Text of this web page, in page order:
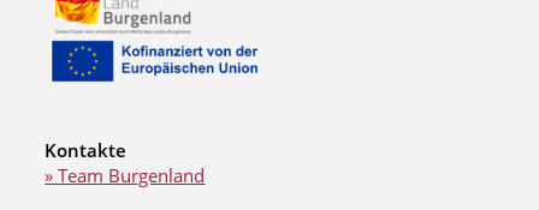
Kontakte
» Team Burgenland